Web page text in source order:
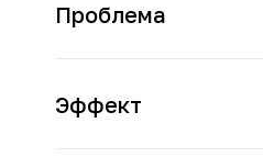
Проблема
Эффект